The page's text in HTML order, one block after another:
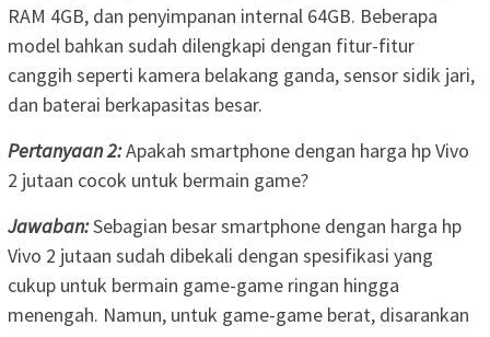
RAM 4GB, dan penyimpanan internal 64GB. Beberapa
model bahkan sudah dilengkapi dengan fitur-fitur
canggih seperti kamera belakang ganda, sensor sidik jari,
dan baterai berkapasitas besar.
Pertanyaan 2:Apakah smartphone dengan harga hp Vivo
2 jutaan cocok untuk bermain game?
Jawaban:Sebagian besar smartphone dengan harga hp
Vivo 2 jutaan sudah dibekali dengan spesifikasi yang
cukup untuk bermain game-game ringan hingga
menengah. Namun, untuk game-game berat, disarankan